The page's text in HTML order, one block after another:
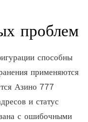
проблем
способны
применяются
Азино 777
и статус
с ошибочными